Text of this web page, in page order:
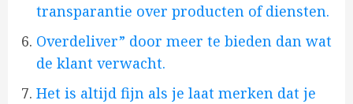
transparantie over producten of diensten.
Overdeliver” door meer te bieden dan wat
de klant verwacht.
Het is altijd fijn als je laat merken dat je